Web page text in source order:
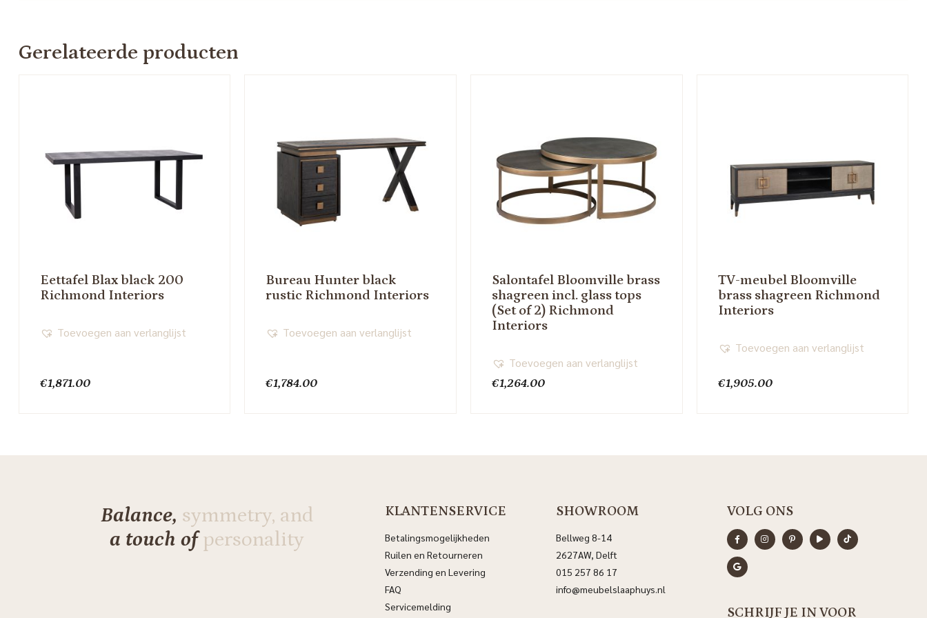
Gerelateerde producten
Eettafel Blax black 200
Richmond Interiors
€1,871.00
Toevoegen aan verlanglijst
Bureau Hunter black
rustic Richmond Interiors
€1,784.00
Toevoegen aan verlanglijst
Salontafel Bloomville brass
shagreen incl. glass tops
(Set of 2) Richmond
Interiors
€1,264.00
Toevoegen aan verlanglijst
TV-meubel Bloomville
brass shagreen Richmond
Interiors
€1,905.00
Toevoegen aan verlanglijst
Balance, symmetry, and
a touch ofpersonality
KLANTENSERVICE
Betalingsmogelijkheden
Ruilen en Retourneren
Verzending en Levering
FAQ
Servicemelding
SHOWROOM
Bellweg 8-14
2627AW, Delft
015 257 86 17
info@meubelslaaphuys.nl
VOLG ONS
SCHRIJF JE IN VOOR